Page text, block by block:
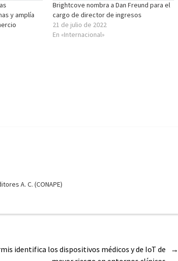
y amplía
Brightcove nombra a Dan Freund para el
cargo de director de ingresos
21 de julio de 2022
En «Internacional»
A. C. (CONAPE)
→
identifica los dispositivos médicos y de IoT de